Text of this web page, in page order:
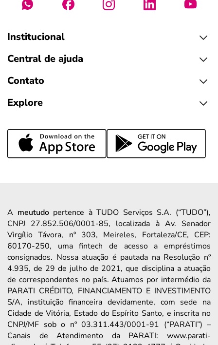
Institucional
Central de ajuda
Contato
Explore
A meutudopertence à TUDO Serviços S.A. (“TUDO”),
CNPJ 27.852.506/0001-85, localizada à Av. Senador
Virgílio Távora, nº 303, Meireles, Fortaleza/CE, CEP:
60170-250, uma fintech de acesso a empréstimos
consignados. Nossa atuação é pautada na Resolução nº
4.935, de 29 de julho de 2021, que disciplina a atuação
de correspondentes no país. Atuamos por intermédio da
PARATI CRÉDITO, FINANCIAMENTO E INVESTIMENTO
S/A, instituição financeira devidamente, com sede na
Cidade de Vitória, Estado do Espírito Santo, e inscrita no
CNPJ/MF sob o nº 03.311.443/0001-91 (“PARATI”) –
Canais de Atendimento da PARATI: www.parati-